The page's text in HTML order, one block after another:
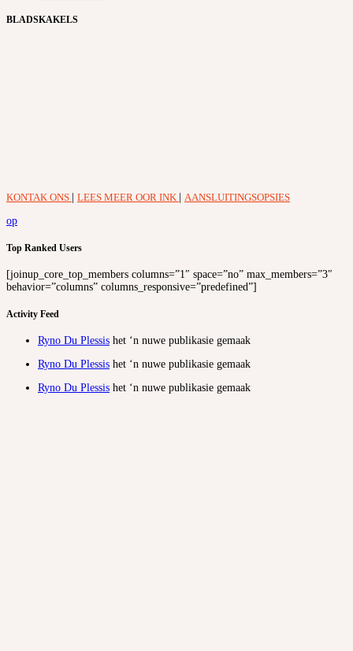
BLADSKAKELS
KONTAK ONS LEES MEER OOR INK
AANSLUITINGSOPSIES
op
Top Ranked Users
[joinup_core_top_members columns=”1″ space=”no” max_members=”3″
behavior=”columns” columns_responsive=”predefined”]
Activity Feed
Ryno Du Plessis het ‘n nuwe publikasie gemaak
Ryno Du Plessis het ‘n nuwe publikasie gemaak
Ryno Du Plessis het ‘n nuwe publikasie gemaak